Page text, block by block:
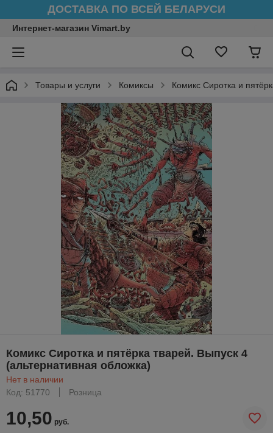
ДОСТАВКА ПО ВСЕЙ БЕЛАРУСИ
Интернет-магазин Vimart.by
Товары и услуги Комиксы Комикс Сиротка и
Комикс Сиротка и пятёрка тварей. Выпуск 4
(альтернативная обложка)
Нет в наличии
Код: 51770
Розница
10,50 руб.